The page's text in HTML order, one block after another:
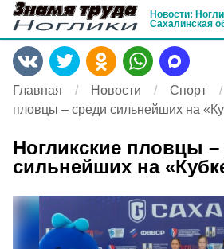
Новости:
Сахалинская
Главная Новости Спорт
пловцы – среди сильнейших на
Ногликские пловцы –
сильнейших на